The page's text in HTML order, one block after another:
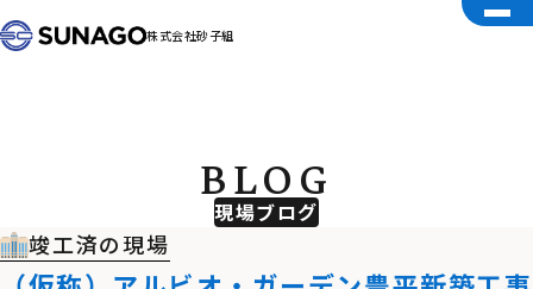
株式会社砂子組
現場ブログ
BLOG
竣工済の現場